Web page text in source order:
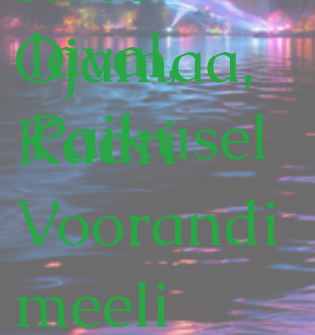
Ojamaa,
Kadri
Voorandi
meeli
laval,
Paikusel